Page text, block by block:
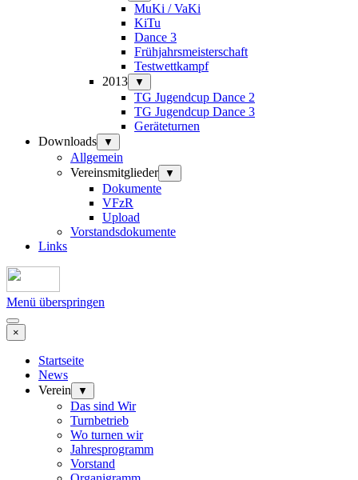
MuKi / VaKi
KiTu
Dance 3
Frühjahrsmeisterschaft
Testwettkampf
2013
▼
TG Jugendcup Dance 2
TG Jugendcup Dance 3
Geräteturnen
Downloads
▼
Allgemein
Vereinsmitglieder
▼
Dokumente
VFzR
Upload
Vorstandsdokumente
Links
Menü überspringen
×
Startseite
News
Verein
▼
Das sind Wir
Turnbetrieb
Wo turnen wir
Jahresprogramm
Vorstand